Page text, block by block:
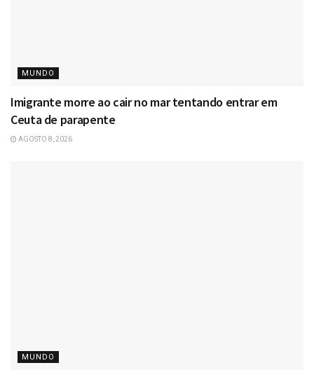
MUNDO
Imigrante morre ao cair no mar tentando entrar em
Ceuta de parapente
AGOSTO 8, 2026
MUNDO